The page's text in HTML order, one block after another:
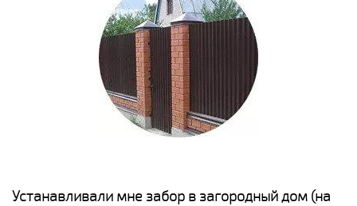
Устанавливали мне забор в загородный дом (на